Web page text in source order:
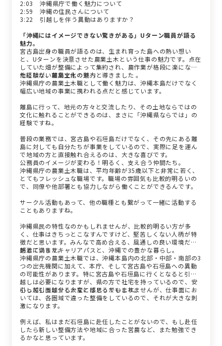
2:03 沖縄県庁で働く魅力について
2:59 沖縄の住民さんについて
3:22 引越しを伴う異動はありますか？
「沖縄にはイメージできない驚きがある」Uターン職員が語る
魅力。
宮古島出身の職員が語るのは、生まれ育った島への熱い想い
と、Uターンを決意させた農業土木という仕事の魅力です。点在
していた畑が整備によって集約され、農作業が格段に楽になっ
た経験が、農業土木の道へと導きました 。
他にはない離島文化の魅力
沖縄県庁の農業土木職として働く魅力は、沖縄本島だけでなく
幅広い地域の事業に携われる点だと感じています。
離島に行って、地元の方々と交流したり、その土地ならではの
文化に触れることができるのは、まさに「沖縄県ならでは」の
経験ですね。
普段の業務では、宮古島や石垣島だけでなく、その先にある離
島に対しても自分たちが事業をしているので、実際に足を運ん
で地域の方と直接触れ合えるのは、大きな喜びです。
公務員のイメージが変わる！明るく、支え合う仲間たち。
沖縄県庁の農業土木職は、平均年齢が35歳以下と非常に若く、
とてもフレッシュな職場です。職場の雰囲気も比較的明るいの
で、同僚や他部署とも協力しながら働くことができるんです。
サークル活動もあって、他の職種とも繋がって一緒に活動する
こともありますね。
沖縄県民の特性なのかもしれませんが、比較的明るい方が多
く、仕事はきちっとこなすんですけど、堅苦しくない人柄が特
徴だと思います。みんなで高め合える、風通しの良い環境だと
感じています。
刺激に満ちたキャリアパスと、沖縄での豊かな暮らし。
沖縄県庁の農業土木職では、沖縄本島内の北部・中部・南部の3
つの出先機関に加えて、本庁、そして宮古島や石垣島への異動
の可能性があります。特に宮古島や石垣島に行くとなると引っ
越しは必要になりますが、県の方で社宅を持っているので、安
心して引っ越せるかなとは思っています。
引っ越し面は少し大変に感じるかもしれませんが、仕事面にお
いては、各圏域で違った整備をしているので、それが大きな刺
激になります。
例えば、私はまだ石垣島に赴任したことがないので、もし赴任
したら新しい整備方法や地域に合った営農など、また勉強でき
るかなと思っています。